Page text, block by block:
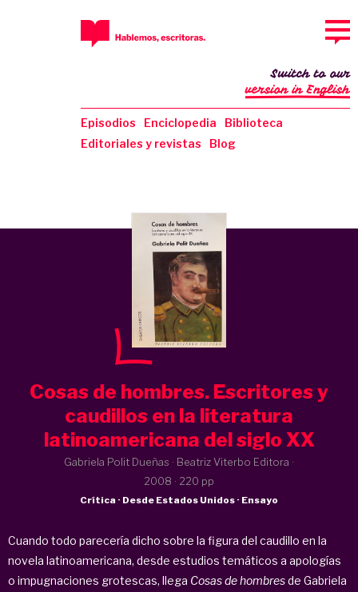
Episodios Enciclopedia
Biblioteca
Editoriales y revistas
Blog
Switch to our
version in English
Cosas de hombres. Escritores y
caudillos en la literatura
latinoamericana del siglo XX
Gabriela Polit Dueñas · Beatriz Viterbo Editora ·
2008 · 220 pp
Crítica · Desde Estados Unidos · Ensayo
Cuando todo parecería dicho sobre la figura del caudillo en la
novela latinoamericana, desde estudios temáticos a apologías
o impugnaciones grotescas, llega Cosas de hombresde Gabriela